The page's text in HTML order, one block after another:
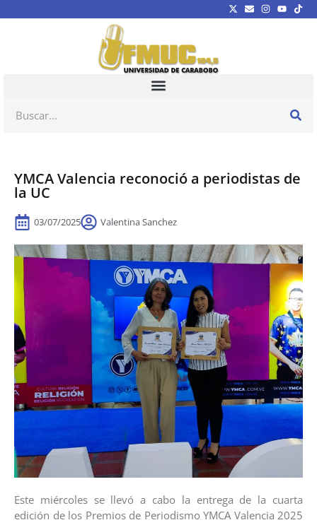
YMCA Valencia reconoció a periodistas de
la UC
03/07/2025 Valentina Sanchez
Este miércoles se llevó a cabo la entrega de la cuarta
edición de los Premios de Periodismo YMCA Valencia 2025